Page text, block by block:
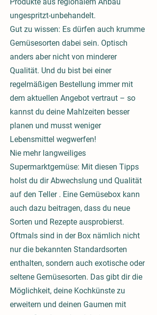
ungespritzt-unbehandelt.
Gut zu wissen: Es dürfen auch krumme
Gemüsesorten dabei sein. Optisch
anders aber nicht von minderer
Qualität. Und du bist bei einer
regelmäßigen Bestellung immer mit
dem aktuellen Angebot vertraut – so
kannst du deine Mahlzeiten besser
planen und musst weniger
Lebensmittel wegwerfen!
Nie mehr langweiliges
Supermarktgemüse: Mit diesen Tipps
holst du dir Abwechslung und Qualität
auf den Teller . Eine Gemüsebox kann
auch dazu beitragen, dass du neue
Sorten und Rezepte ausprobierst.
Oftmals sind in der Box nämlich nicht
nur die bekannten Standardsorten
enthalten, sondern auch exotische oder
seltene Gemüsesorten. Das gibt dir die
Möglichkeit, deine Kochkünste zu
erweitern und deinen Gaumen mit